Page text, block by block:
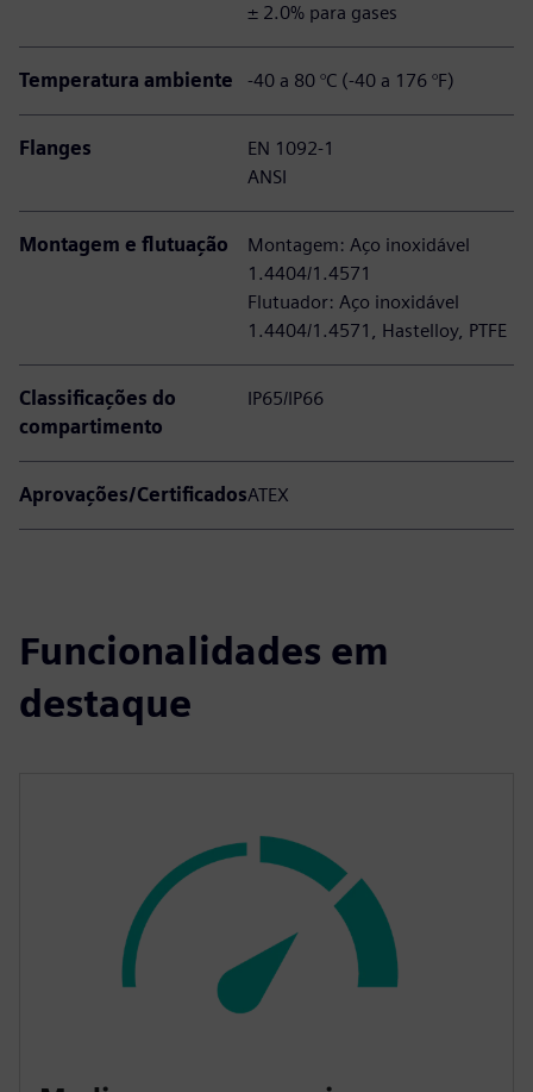
± 2.0% para gases
Temperatura ambiente -40 a 80 °C (-40 a 176 °F)
Flanges
EN 1092-1
ANSI
Montagem e flutuação
Montagem: Aço inoxidável
1.4404/1.4571
Flutuador: Aço inoxidável
1.4404/1.4571, Hastelloy, PTFE
Classificações do
compartimento
IP65/IP66
Aprovações/CertificadosATEX
Funcionalidades em
destaque